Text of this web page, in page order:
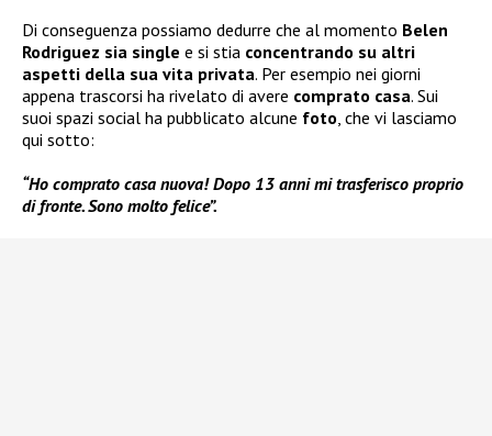
Di conseguenza possiamo dedurre che al momento Belen
Rodriguez sia single e si stia concentrando su altri
aspetti della sua vita privata. Per esempio nei giorni
appena trascorsi ha rivelato di avere comprato casa. Sui
suoi spazi social ha pubblicato alcune foto, che vi lasciamo
qui sotto:
“Ho comprato casa nuova! Dopo 13 anni mi trasferisco proprio
di fronte. Sono molto felice”.